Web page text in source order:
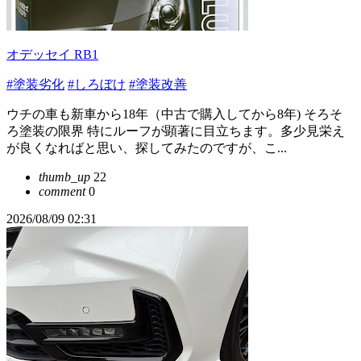
オデッセイ RB1
#塗装劣化 #しろぼけ #塗装改善
ウチの車も新車から18年（中古で購入してから8年) そろそ
ろ塗装の限界 特にルーフが顕著に目立ちます。多少見栄え
が良くなればと思い、探してみたのですが、こ...
thumb_up 22
comment0
2026/08/09 02:31